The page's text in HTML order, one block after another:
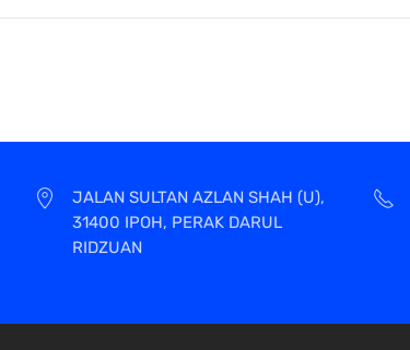
JALAN SULTAN AZLAN SHAH (U),
31400 IPOH, PERAK DARUL
RIDZUAN